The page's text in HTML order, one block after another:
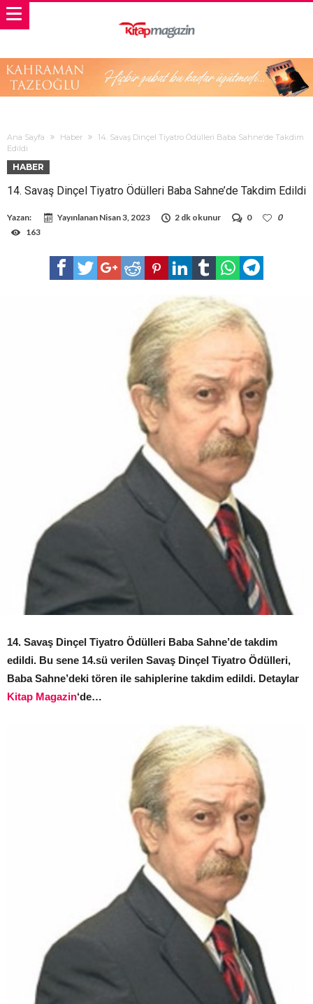
Ana Sayfa Haber
14. Savaş Dinçel Tiyatro Ödülleri Baba Sahne’de Takdim
Edildi
HABER
14. Savaş Dinçel Tiyatro Ödülleri Baba Sahne’de Takdim Edildi
Yazan: Yayınlanan Nisan 3, 2023 2 dk okunur 0
0
163
14. Savaş Dinçel Tiyatro Ödülleri Baba Sahne’de takdim
edildi. Bu sene 14.sü verilen Savaş Dinçel Tiyatro Ödülleri,
Baba Sahne’deki tören ile sahiplerine takdim edildi. Detaylar
Kitap Magazin‘de…